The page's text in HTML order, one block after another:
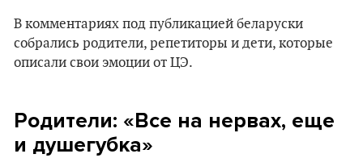
В комментариях под публикацией беларуски
собрались родители, репетиторы и дети, которые
описали свои эмоции от ЦЭ.
Родители: «Все на нервах, еще
и душегубка»